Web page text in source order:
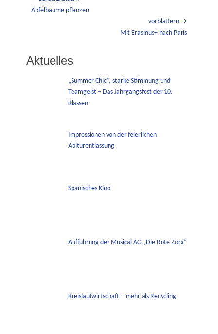
Vorheriger
Äpfelbäume pflanzen
vorblättern →
Mit Erasmus+ nach Paris
Aktuelles
„Summer Chic“, starke Stimmung und
Teamgeist – Das Jahrgangsfest der 10.
Klassen
Impressionen von der feierlichen
Abiturentlassung
Spanisches Kino
Aufführung der Musical AG „Die Rote Zora“
Kreislaufwirtschaft – mehr als Recycling